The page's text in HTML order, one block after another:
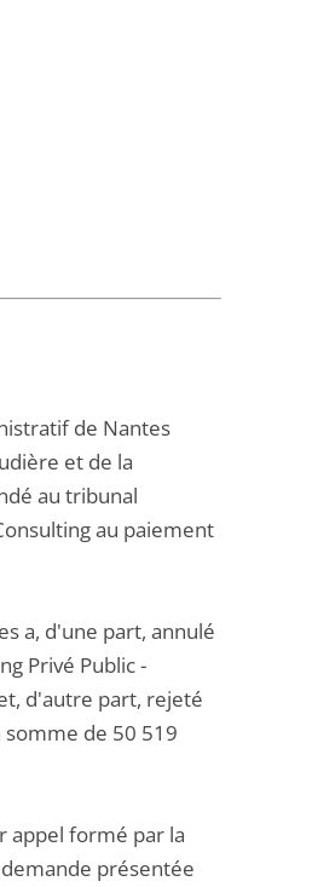
de Nantes
et de la
au tribunal
au paiement
a, d'une part, annulé
Privé Public -
d'autre part, rejeté
de 50 519
appel formé par la
présentée